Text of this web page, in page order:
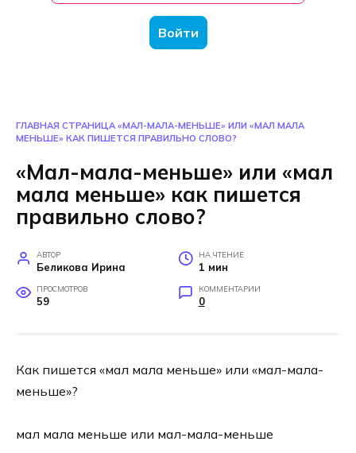
Войти
ГЛАВНАЯ СТРАНИЦА «МАЛ-МАЛА-МЕНЬШЕ» ИЛИ «МАЛ МАЛА
МЕНЬШЕ» КАК ПИШЕТСЯ ПРАВИЛЬНО СЛОВО?
«Мал-мала-меньше» или «мал
мала меньше» как пишется
правильно слово?
АВТОР
Беликова Ирина
НА ЧТЕНИЕ
1 мин
ПРОСМОТРОВ
59
КОММЕНТАРИИ
0
Как пишется «мал мала меньше» или «мал-мала-
меньше»?
мал мала меньше или мал-мала-меньше